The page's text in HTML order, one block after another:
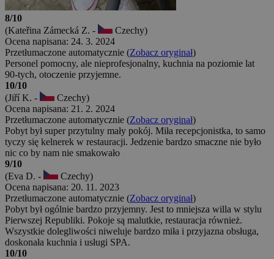
8/10
(Kateřina Zámecká Z. -
Czechy)
Ocena napisana: 24. 3. 2024
Przetłumaczone automatycznie (Zobacz oryginał)
Personel pomocny, ale nieprofesjonalny, kuchnia na poziomie lat
90-tych, otoczenie przyjemne.
10/10
(Jiří K. -
Czechy)
Ocena napisana: 21. 2. 2024
Przetłumaczone automatycznie (Zobacz oryginał)
Pobyt był super przytulny mały pokój. Miła recepcjonistka, to samo
tyczy się kelnerek w restauracji. Jedzenie bardzo smaczne nie było
nic co by nam nie smakowało
9/10
(Eva D. -
Czechy)
Ocena napisana: 20. 11. 2023
Przetłumaczone automatycznie (Zobacz oryginał)
Pobyt był ogólnie bardzo przyjemny. Jest to mniejsza willa w stylu
Pierwszej Republiki. Pokoje są malutkie, restauracja również.
Wszystkie dolegliwości niweluje bardzo miła i przyjazna obsługa,
doskonała kuchnia i usługi SPA.
10/10